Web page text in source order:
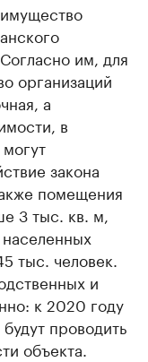
им, для
организаций
а
в
закона
помещения
3 тыс. кв. м,
тыс. человек.
и
к 2020 году
проводить
объекта.